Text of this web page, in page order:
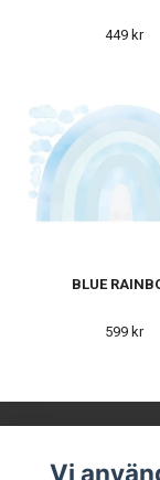
449 kr
BLUE
599 kr
Vi